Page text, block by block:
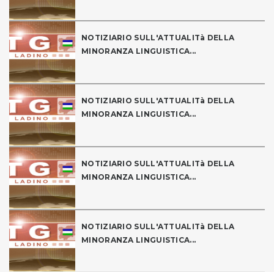
NOTIZIARIO SULL'ATTUALITà DELLA
MINORANZA LINGUISTICA...
NOTIZIARIO SULL'ATTUALITà DELLA
MINORANZA LINGUISTICA...
NOTIZIARIO SULL'ATTUALITà DELLA
MINORANZA LINGUISTICA...
NOTIZIARIO SULL'ATTUALITà DELLA
MINORANZA LINGUISTICA...